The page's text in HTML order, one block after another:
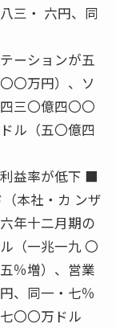
三・ 六円、同
ーションが五
〇万円）、ソ
三〇億四〇〇
ル（五〇億四
益率が低下 ■
本社・カ ンザ
年十二月期の
（一兆一九 〇
％増）、営業
、同一・七％
〇〇万ドル